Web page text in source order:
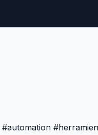
#automation #